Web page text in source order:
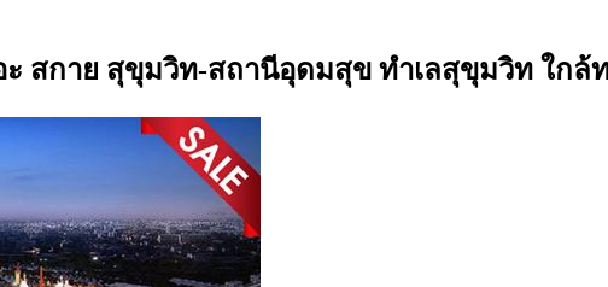
สกาย สุขุมวิท-สถานีอุดมสุข ทำเลสุขุมวิท ใกล้